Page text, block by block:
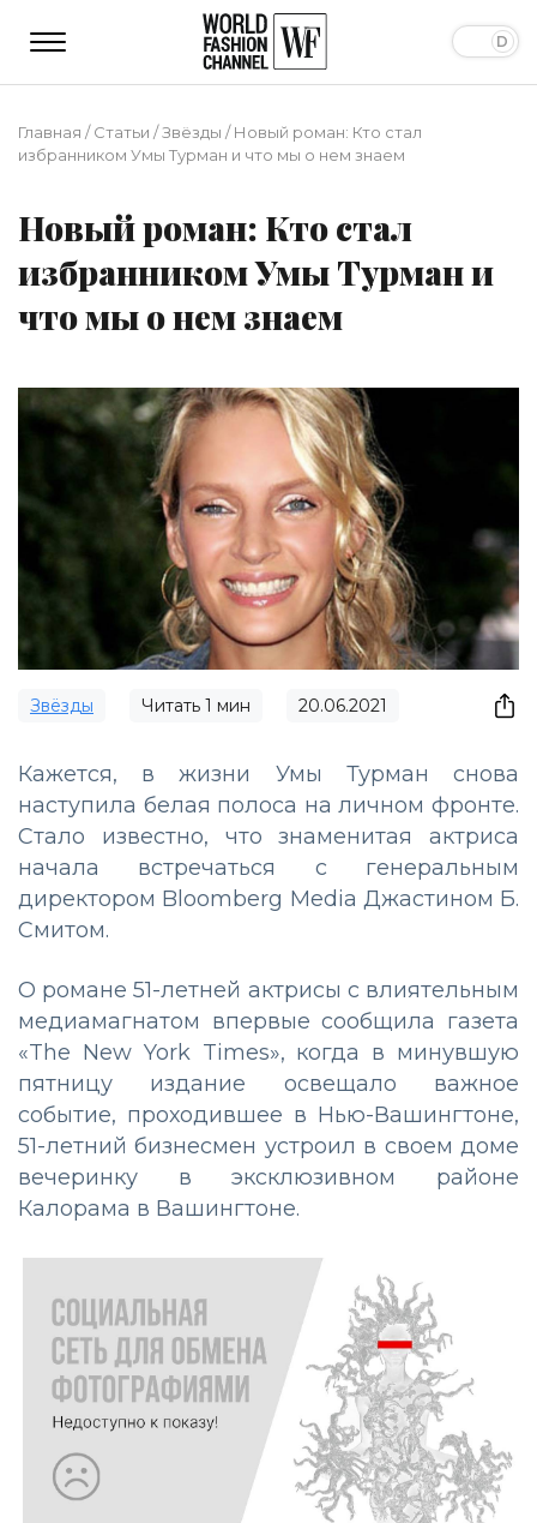
Главная /Статьи /Звёзды /Новый роман: Кто стал
избранником Умы Турман и что мы о нем знаем
Новый роман: Кто стал
избранником Умы Турман и
что мы о нем знаем
Звёзды Читать 1 мин 20.06.2021
Кажется, в жизни Умы Турман снова
наступила белая полоса на личном фронте.
Стало известно, что знаменитая актриса
начала встречаться с генеральным
директором Bloomberg Media Джастином Б.
Смитом.
О романе 51-летней актрисы с влиятельным
медиамагнатом впервые сообщила газета
«The New York Times», когда в минувшую
пятницу издание освещало важное
событие, проходившее в Нью-Вашингтоне,
51-летний бизнесмен устроил в своем доме
вечеринку в эксклюзивном районе
Калорама в Вашингтоне.